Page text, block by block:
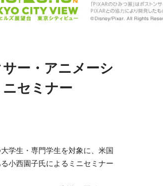
ー・アニメーシ
セミナー
学生・専門学生を対象に、米国
小西園子氏によるミニセミナー